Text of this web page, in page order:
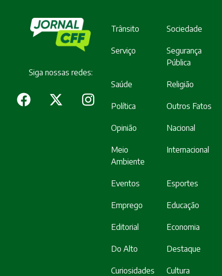
Siga nossas redes:
Trânsito Sociedade
Serviço
Segurança
Pública
Saúde Religião
Política Outros Fatos
Opinião Nacional
Meio
Ambiente
Internacional
Eventos Esportes
Emprego Educação
Editorial Economia
Do Alto Destaque
Curiosidades Cultura